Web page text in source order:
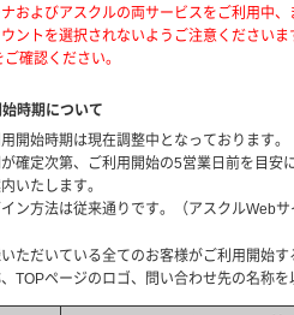
ナおよびアスクルの両サービスをご利用中
ントを選択されないようご注意くださいま
ご確認ください。
時期について
開始時期は現在調整中となっております。
が確定次第、ご利用開始の5営業日前を目
いたします。
ン方法は従来通りです。（アスクルWeb
ただいている全てのお客様がご利用開始
TOPページのロゴ、問い合わせ先の名称を